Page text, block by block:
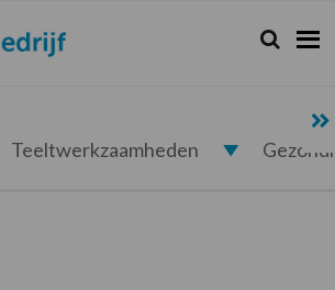
Zoeken...
Zoek
Teeltwerkzaamheden